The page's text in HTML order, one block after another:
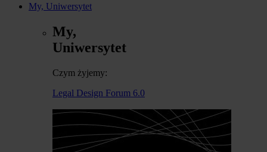
My, Uniwersytet
My,
Uniwersytet
Czym żyjemy:
Legal Design Forum 6.0